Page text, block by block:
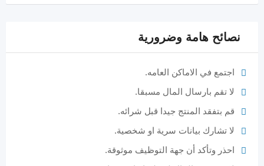
نصائح هامة وضرورية
اجتمع في الاماكن العامه.
لا تقم بارسال المال مسبقا.
قم بتفقد المنتج جيدا قبل شرائه.
لا تشارك بيانات سرية او شخصية.
احذر وتأكد أن جهة التوظيف موثوقة.